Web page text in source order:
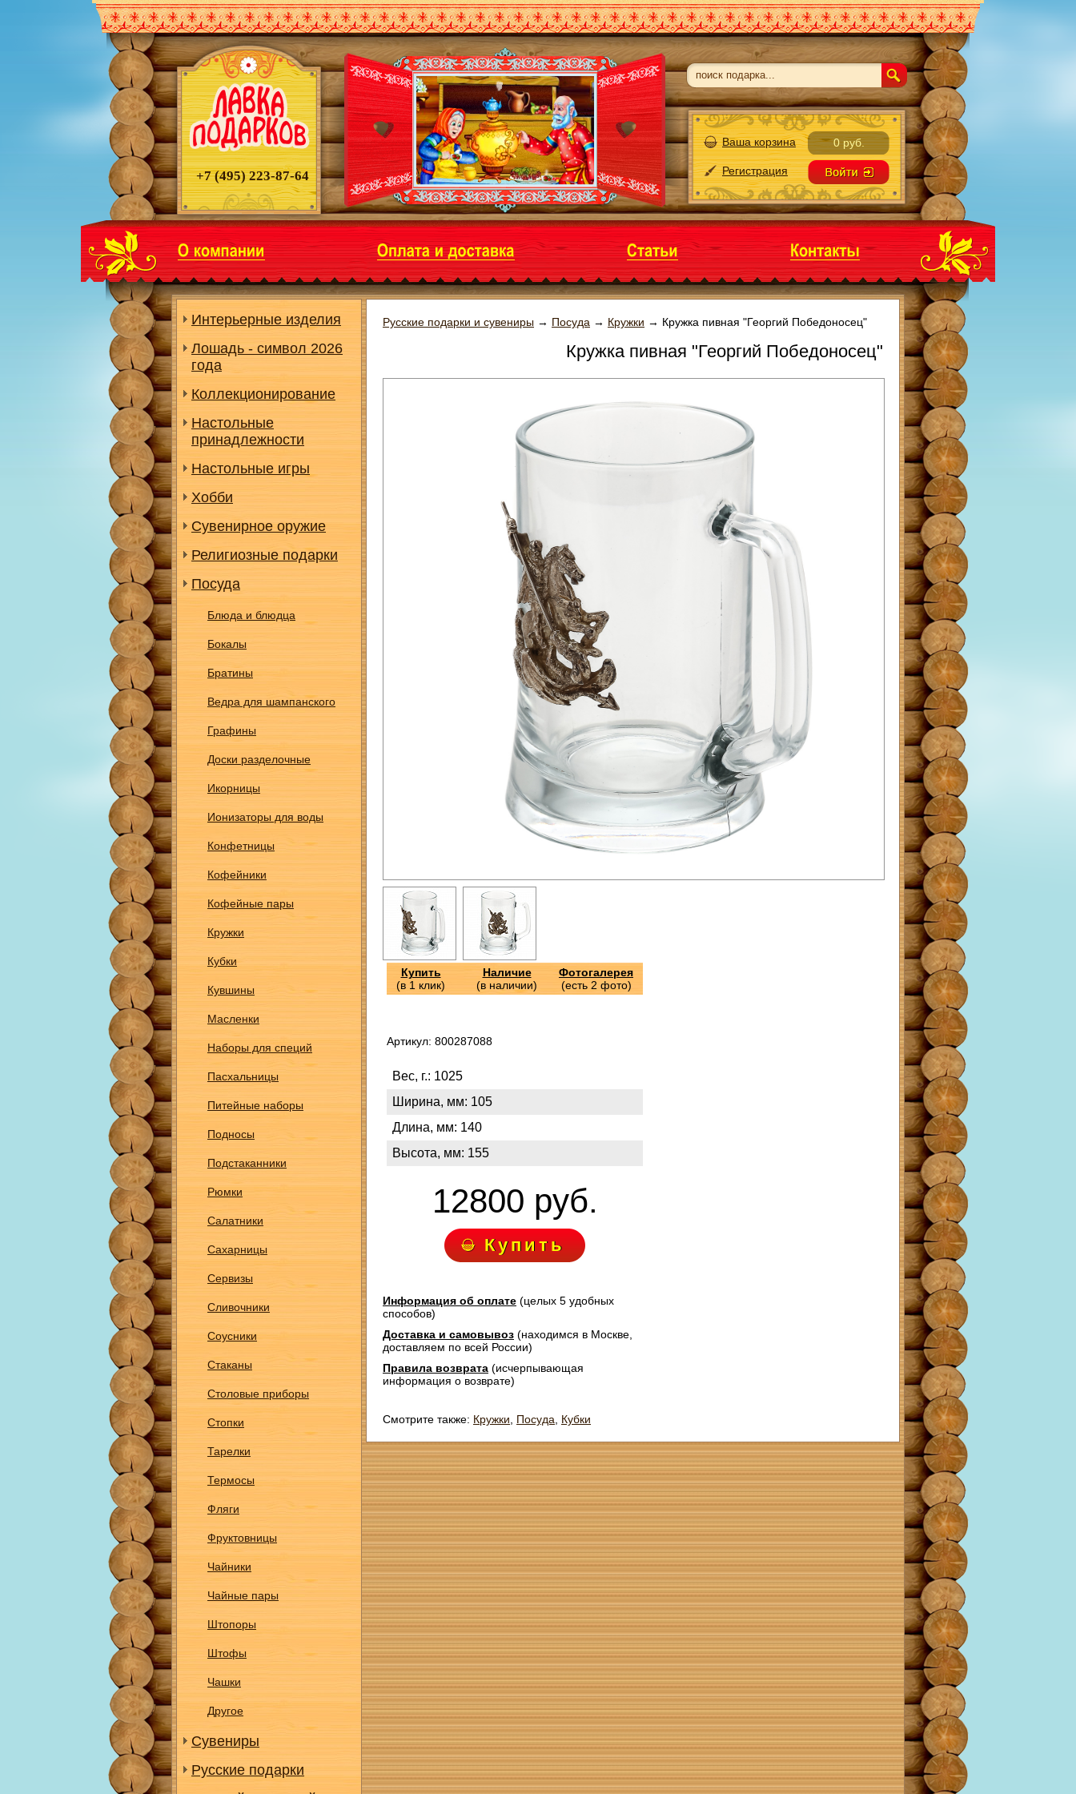
+7 (495) 223-87-64
Ваша корзина 0 руб.
Регистрация
Интерьерные изделия
Лошадь - символ 2026
года
Коллекционирование
Настольные
принадлежности
Настольные игры
Хобби
Сувенирное оружие
Религиозные подарки
Посуда
Блюда и блюдца
Бокалы
Братины
Ведра для шампанского
Графины
Доски разделочные
Икорницы
Ионизаторы для воды
Конфетницы
Кофейники
Кофейные пары
Кружки
Кубки
Кувшины
Масленки
Наборы для специй
Пасхальницы
Питейные наборы
Подносы
Подстаканники
Рюмки
Салатники
Сахарницы
Сервизы
Сливочники
Соусники
Стаканы
Столовые приборы
Стопки
Тарелки
Термосы
Фляги
Фруктовницы
Чайники
Чайные пары
Штопоры
Штофы
Чашки
Другое
Сувениры
Русские подарки
Русские подарки и сувениры → Посуда → Кружки → Кружка пивная "Георгий Победоносец"
Кружка пивная "Георгий Победоносец"
Купить
(в 1 клик)
Наличие
(в наличии)
Фотогалерея
(есть 2 фото)
Артикул: 800287088
Вес, г.: 1025
Ширина, мм: 105
Длина, мм: 140
Высота, мм: 155
12800 руб.
Купить
Информация об оплате (целых 5 удобных
способов)
Доставка и самовывоз (находимся в Москве,
доставляем по всей России)
Правила возврата (исчерпывающая
информация о возврате)
Смотрите также: Кружки Посуда Кубки